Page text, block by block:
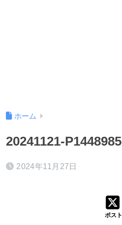
ホーム
20241121-P1448985
2024年11月27日
ポスト